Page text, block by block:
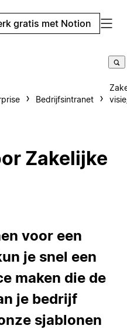
gratis met Notion
Bedrijfsintranet
Zakelijke
voor een
je snel een
maken die de
je bedrijf
sjablonen